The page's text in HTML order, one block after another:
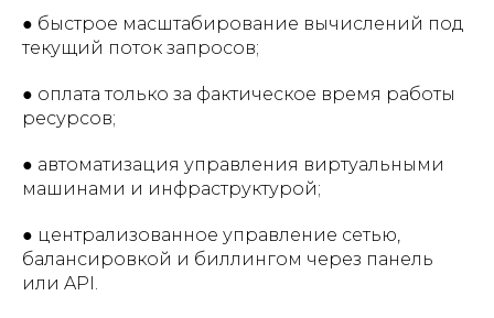
● быстрое масштабирование вычислений под
текущий поток запросов;
● оплата только за фактическое время работы
ресурсов;
● автоматизация управления виртуальными
машинами и инфраструктурой;
● централизованное управление сетью,
балансировкой и биллингом через панель
или API.